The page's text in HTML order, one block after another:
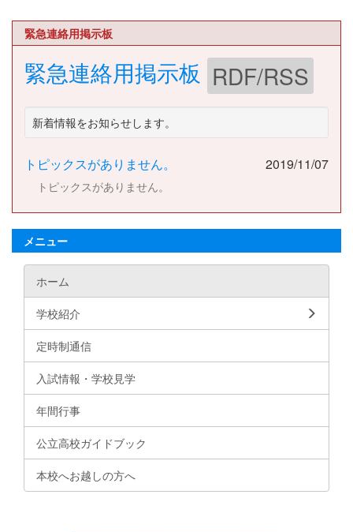
緊急連絡用掲示板
緊急連絡用掲示板 RDF/RSS
新着情報をお知らせします。
トピックスがありません。 2019/11/07
トピックスがありません。
メニュー
ホーム
学校紹介
定時制通信
入試情報・学校見学
年間行事
公立高校ガイドブック
本校へお越しの方へ